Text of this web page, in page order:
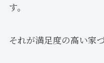
す。
それが満足度の高い家